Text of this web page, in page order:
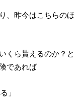
、昨今はこちらのほ
くら貰えるのか？と
であれば
」